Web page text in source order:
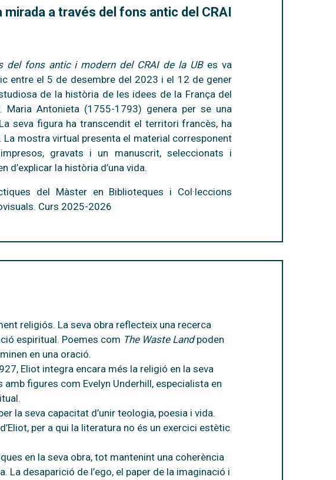
a través del fons antic del CRAI
del fons antic i modern del CRAI de la UBes va
entre el 5 de desembre del 2023 i el 12 de gener
de la història de les idees de la França del
Antonieta (1755-1793) genera per se una
seva figura ha transcendit el territori francès, ha
mostra virtual presenta el material corresponent
gravats i un manuscrit, seleccionats i
la història d’una vida.
del Màster en Biblioteques i Col·leccions
Curs 2025-2026
religiós. La seva obra reflecteix una recerca
espiritual. Poemes com The Waste Landpoden
en una oració.
Eliot integra encara més la religió en la seva
figures com Evelyn Underhill, especialista en
la seva capacitat d’unir teologia, poesia i vida.
per a qui la literatura no és un exercici estètic
en la seva obra, tot mantenint una coherència
La desaparició de l’ego, el paper de la imaginació i